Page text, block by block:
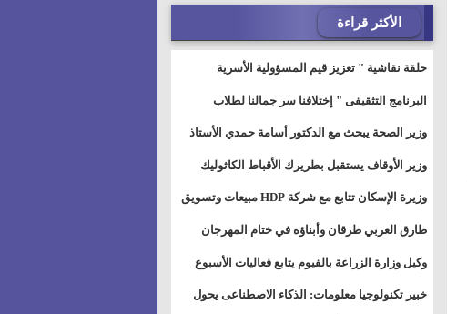
الأكثر قراءة
حلقة نقاشية " تعزيز قيم المسؤولية الأسرية
البرنامج التثقيفى " إختلافنا سر جمالنا لطلاب
وطالبات ذوى الهمهم" بمدارس التربية الخاصة
وزير الصحة يبحث مع الدكتور أسامة حمدي الأستاذ
بجامعة هارفارد توسيع برامج التوعية بمرض السكري
وزير الأوقاف يستقبل بطريرك الأقباط الكاثوليك
وزيرة الإسكان تتابع مع شركة HDP مبيعات وتسويق
مشروعات المدن الجديدة
طارق العربي طرقان وأبناؤه في ختام المهرجان
الصيفي للموسيقى والغناء بالمسرح المكشوف
وكيل وزارة الزراعة بالفيوم يتابع فعاليات الأسبوع
خبير تكنولوجيا معلومات: الذكاء الاصطناعى يحول